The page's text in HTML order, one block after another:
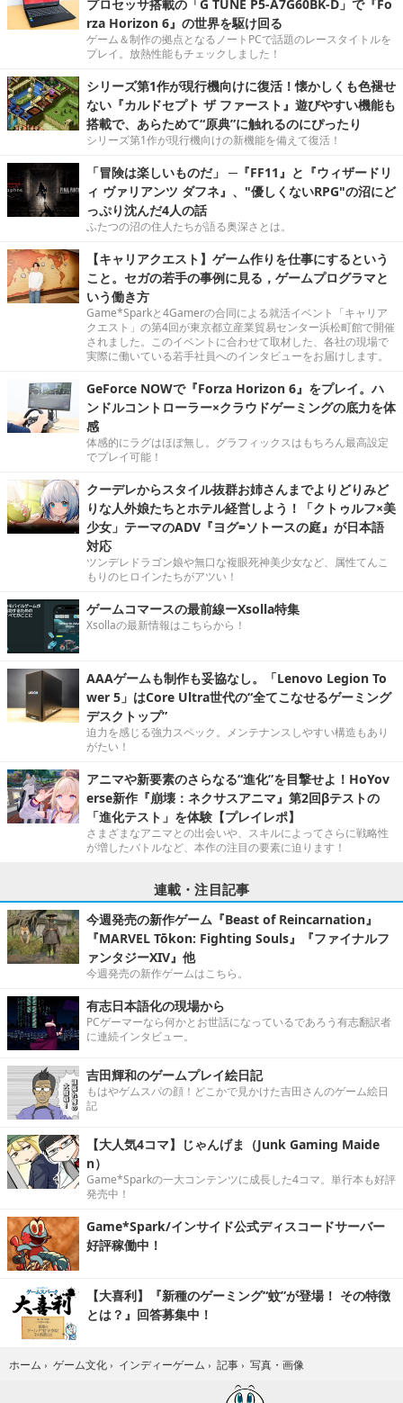
プロセッサ搭載の「G TUNE P5-A7G60BK-D」で『Fo
rza Horizon 6』の世界を駆け回る
ゲーム＆制作の拠点となるノートPCで話題のレースタイトルを
プレイ。放熱性能もチェックしました！
シリーズ第1作が現行機向けに復活！懐かしくも色褪せ
ない『カルドセプト ザ ファースト』遊びやすい機能も
搭載で、あらためて“原典”に触れるのにぴったり
シリーズ第1作が現行機向けの新機能を備えて復活！
「冒険は楽しいものだ」 ─『FF11』と『ウィザードリ
ィ ヴァリアンツ ダフネ』、"優しくないRPG"の沼にど
っぷり沈んだ4人の話
ふたつの沼の住人たちが語る奥深さとは。
【キャリアクエスト】ゲーム作りを仕事にするという
こと。セガの若手の事例に見る，ゲームプログラマと
いう働き方
Game*Sparkと4Gamerの合同による就活イベント「キャリア
クエスト」の第4回が東京都立産業貿易センター浜松町館で開催
されました。このイベントに合わせて取材した、各社の現場で
実際に働いている若手社員へのインタビューをお届けします。
GeForce NOWで『Forza Horizon 6』をプレイ。ハ
ンドルコントローラー×クラウドゲーミングの底力を体
感
体感的にラグはほぼ無し。グラフィックスはもちろん最高設定
でプレイ可能！
クーデレからスタイル抜群お姉さんまでよりどりみど
りな人外娘たちとホテル経営しよう！「クトゥルフ×美
少女」テーマのADV『ヨグ=ソトースの庭』が日本語
対応
ツンデレドラゴン娘や無口な複眼死神美少女など、属性てんこ
もりのヒロインたちがアツい！
ゲームコマースの最前線ーXsolla特集
Xsollaの最新情報はこちらから！
AAAゲームも制作も妥協なし。「Lenovo Legion To
wer 5」はCore Ultra世代の“全てこなせるゲーミング
デスクトップ”
迫力を感じる強力スペック。メンテナンスしやすい構造もあり
がたい！
アニマや新要素のさらなる“進化”を目撃せよ！HoYov
erse新作『崩壊：ネクサスアニマ』第2回βテストの
「進化テスト」を体験【プレイレポ】
さまざまなアニマとの出会いや、スキルによってさらに戦略性
が増したバトルなど、本作の注目の要素に迫ります！
連載・注目記事
今週発売の新作ゲーム『Beast of Reincarnation』
『MARVEL Tōkon: Fighting Souls』『ファイナルフ
ァンタジーXIV』他
今週発売の新作ゲームはこちら。
有志日本語化の現場から
PCゲーマーなら何かとお世話になっているであろう有志翻訳者
に連続インタビュー。
吉田輝和のゲームプレイ絵日記
もはやゲムスパの顔！どこかで見かけた吉田さんのゲーム絵日
記
【大人気4コマ】じゃんげま（Junk Gaming Maide
n）
Game*Sparkの一大コンテンツに成長した4コマ。単行本も好評
発売中！
Game*Spark/インサイド公式ディスコードサーバー
好評稼働中！
【大喜利】『新種のゲーミング“蚊”が登場！ その特徴
とは？』回答募集中！
ホーム › ゲーム文化 › インディーゲーム › 記事 › 写真・画像